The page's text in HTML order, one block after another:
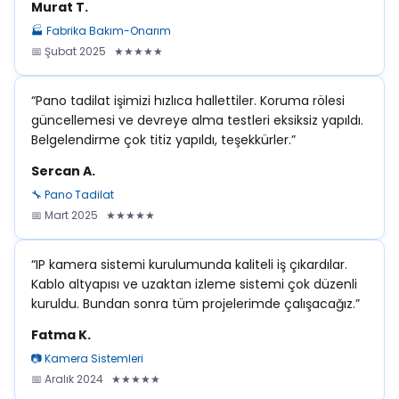
Murat T.
🏭 Fabrika Bakım-Onarım
📅 Şubat 2025 ★★★★★
“Pano tadilat işimizi hızlıca hallettiler. Koruma rölesi
güncellemesi ve devreye alma testleri eksiksiz yapıldı.
Belgelendirme çok titiz yapıldı, teşekkürler.”
Sercan A.
🔧 Pano Tadilat
📅 Mart 2025 ★★★★★
“IP kamera sistemi kurulumunda kaliteli iş çıkardılar.
Kablo altyapısı ve uzaktan izleme sistemi çok düzenli
kuruldu. Bundan sonra tüm projelerimde çalışacağız.”
Fatma K.
📷 Kamera Sistemleri
📅 Aralık 2024 ★★★★★